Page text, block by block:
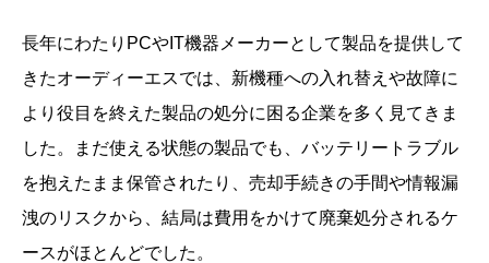
長年にわたりPCやIT機器メーカーとして製品を提供して
きたオーディーエスでは、新機種への入れ替えや故障に
より役目を終えた製品の処分に困る企業を多く見てきま
した。まだ使える状態の製品でも、バッテリートラブル
を抱えたまま保管されたり、売却手続きの手間や情報漏
洩のリスクから、結局は費用をかけて廃棄処分されるケ
ースがほとんどでした。